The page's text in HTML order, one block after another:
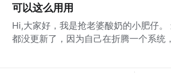
可以这么用用
Hi,大家好，我是抢老婆酸奶的小肥仔。
都没更新了，因为自己在折腾一个系统